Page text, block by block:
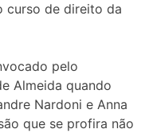
curso de direito da
pelo
Almeida quando
Nardoni e Anna
que se profira não